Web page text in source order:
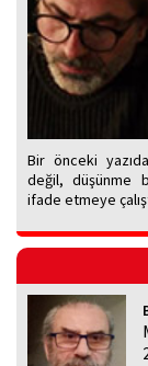
Bir önceki
değil, düşünme
ifade etmeye